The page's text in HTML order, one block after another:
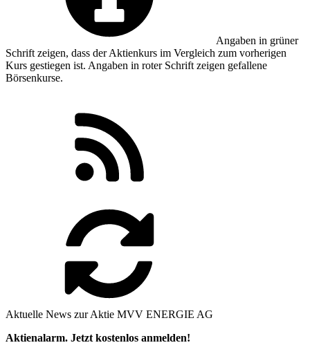
Angaben in grüner
Schrift zeigen, dass der Aktienkurs im Vergleich zum vorherigen
Kurs gestiegen ist. Angaben in roterSchrift zeigen gefallene
Börsenkurse.
Aktuelle News zur Aktie MVV ENERGIE AG
Aktienalarm. Jetzt kostenlos anmelden!